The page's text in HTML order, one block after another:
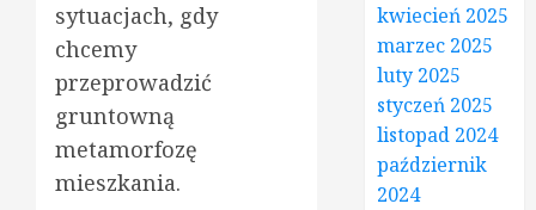
sytuacjach, gdy
chcemy
przeprowadzić
gruntowną
metamorfozę
mieszkania.
kwiecień 2025
marzec 2025
luty 2025
styczeń 2025
listopad 2024
październik
2024